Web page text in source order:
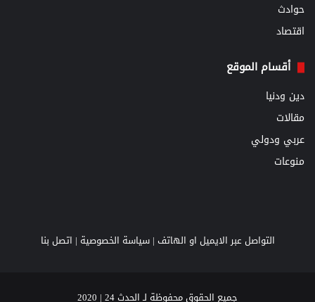
حوادث
اقتصاد
أقسام الموقع
دين ودنيا
مقالات
عربي ودولي
منوعات
التواصل عبر الايميل او الهاتف |سياسة الخصوصية | اتصل بنا
جميع الحقوق محفوظة لـ الحدث 24 | 2020